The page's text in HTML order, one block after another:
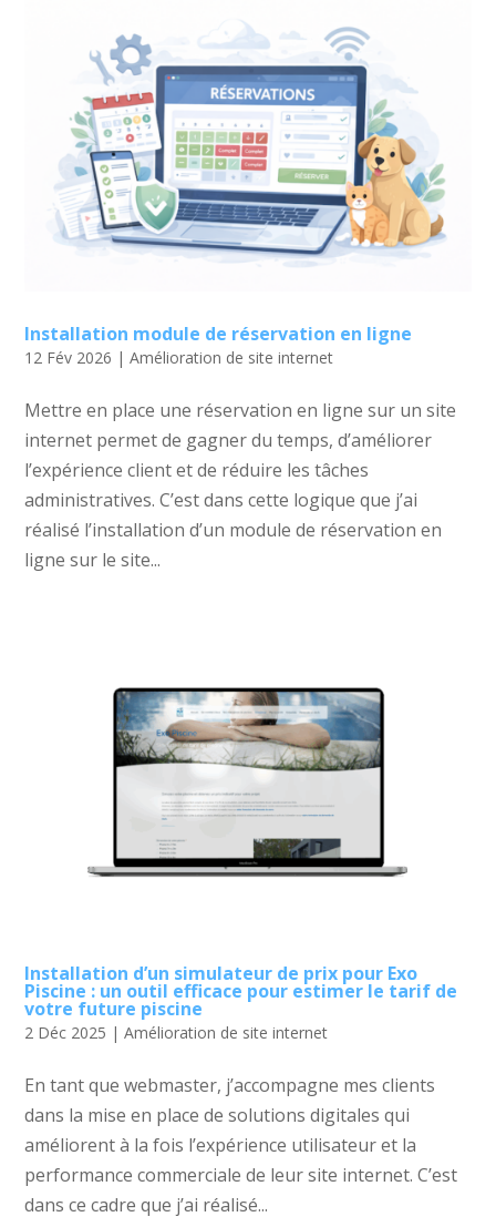
Installation module de réservation en ligne
12 Fév 2026 |Amélioration de site internet
Mettre en place une réservation en ligne sur un site
internet permet de gagner du temps, d’améliorer
l’expérience client et de réduire les tâches
administratives. C’est dans cette logique que j’ai
réalisé l’installation d’un module de réservation en
ligne sur le site...
Installation d’un simulateur de prix pour Exo
Piscine : un outil efficace pour estimer le tarif de
votre future piscine
2 Déc 2025 |Amélioration de site internet
En tant que webmaster, j’accompagne mes clients
dans la mise en place de solutions digitales qui
améliorent à la fois l’expérience utilisateur et la
performance commerciale de leur site internet. C’est
dans ce cadre que j’ai réalisé...